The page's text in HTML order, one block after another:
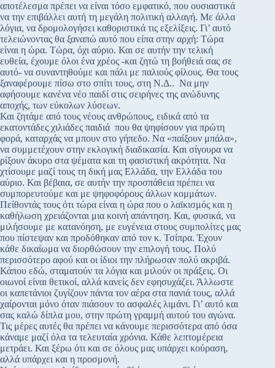
αποτέλεσμα πρέπει να είναι τόσο εμφατικό, που ουσιαστικά
να την επιβάλλει αυτή τη μεγάλη πολιτική αλλαγή. Με άλλα
λόγια, να δρομολογήσει καθοριστικά τις εξελίξεις. Γι’ αυτό
τελειώνοντας θα ξαναπώ αυτό που είπα στην αρχή: Τώρα
είναι η ώρα. Τώρα, όχι αύριο. Και σε αυτήν την τελική
ευθεία, έχουμε όλοι ένα χρέος -και ζητώ τη βοήθειά σας σε
αυτό- να συναντηθούμε και πάλι με παλιούς φίλους. Θα τους
ξαναφέρουμε πίσω στο σπίτι τους, στη Ν.Δ.. Να μην
αφήσουμε κανένα νέο παιδί στις σειρήνες της ανώδυνης
αποχής, των εύκολων λύσεων.
Και ζητάμε από τους νέους ανθρώπους, ειδικά από τα
εκατοντάδες χιλιάδες παιδιά που θα ψηφίσουν για πρώτη
φορά, καταρχάς να μπουν στο γήπεδο. Να «παίξουν μπάλα»,
να συμμετέχουν στην εκλογική διαδικασία. Και σίγουρα να
ρίξουν άκυρο στα ψέματα και τη φασιστική ακρότητα. Να
χτίσουμε μαζί τους τη δική μας Ελλάδα, την Ελλάδα του
αύριο. Και βέβαια, σε αυτήν την προσπάθεια πρέπει να
συμπορευτούμε και με ψηφοφόρους άλλων κομμάτων.
Πείθοντάς τους ότι τώρα είναι η ώρα που ο λαϊκισμός και η
καθήλωση χρειάζονται μια κοινή απάντηση. Και, φυσικά, να
μιλήσουμε με κατανόηση, με ευγένεια στους συμπολίτες μας
που πίστεψαν και προδόθηκαν από τον κ. Τσίπρα. Έχουν
κάθε δικαίωμα να διορθώσουν την επιλογή τους. Πολύ
περισσότερο αφού και οι ίδιοι την πλήρωσαν πολύ ακριβά.
Κάπου εδώ, σταματούν τα λόγια και μιλούν οι πράξεις. Οι
οιωνοί είναι θετικοί, αλλά κανείς δεν εφησυχάζει. Άλλωστε
οι καπετάνιοι ζυγίζουν πάντα τον αέρα στα πανιά τους, αλλά
χαίρονται μόνο όταν πιάσουν το ασφαλές λιμάνι. Γι’ αυτό και
σας καλώ δίπλα μου, στην πρώτη γραμμή αυτού του αγώνα.
Τις μέρες αυτές θα πρέπει να κάνουμε περισσότερα από όσα
κάναμε μαζί όλα τα τελευταία χρόνια. Κάθε λεπτομέρεια
μετράει. Και ξέρω ότι και σε όλους μας υπάρχει κούραση,
αλλά υπάρχει και η προσμονή.